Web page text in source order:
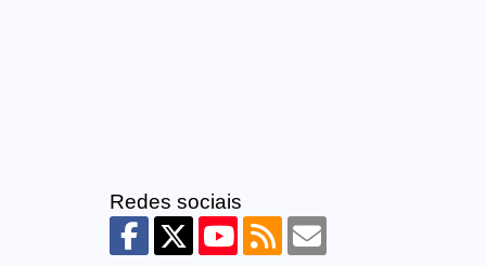
Redes sociais